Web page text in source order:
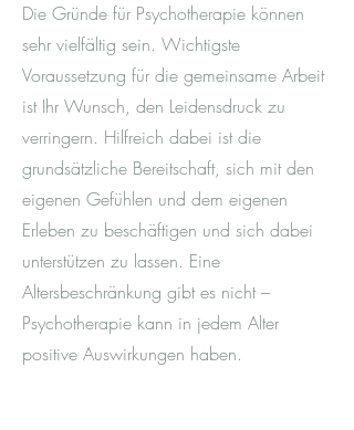
Die Gründe für Psychotherapie können
sehr vielfältig sein. Wichtigste
Voraussetzung für die gemeinsame Arbeit
ist Ihr Wunsch, den Leidensdruck zu
verringern. Hilfreich dabei ist die
grundsätzliche Bereitschaft, sich mit den
eigenen Gefühlen und dem eigenen
Erleben zu beschäftigen und sich dabei
unterstützen zu lassen. Eine
Altersbeschränkung gibt es nicht –
Psychotherapie kann in jedem Alter
positive Auswirkungen haben.